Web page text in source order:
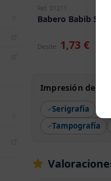
Ref. 01211
Babero Babib Sols
Desde 1,73 €
Impresión de
Serigrafía
Tampografía